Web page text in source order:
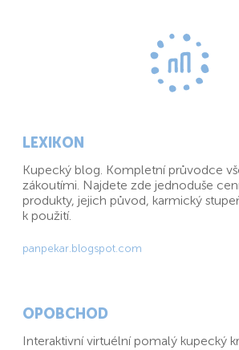
LEXIKON
Kupecký blog. Kompletní průvodce
zákoutími. Najdete zde jednoduše
produkty, jejich původ, karmický
k použití.
panpekar.blogspot.com
OPOBCHOD
Interaktivní virtuélní pomalý kupecký